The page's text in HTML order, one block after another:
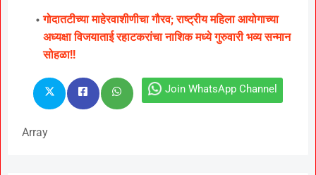
गोदातटीच्या माहेरवाशीणीचा गौरव; राष्ट्रीय महिला आयोगाच्या
अध्यक्षा विजयाताई रहाटकरांचा नाशिक मध्ये गुरुवारी भव्य सन्मान
सोहळा!!
Join WhatsApp Channel
Array